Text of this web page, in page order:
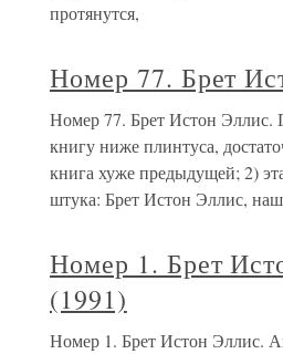
протянутся,
Номер 77. Брет
Номер 77. Брет Истон Эллис.
книгу ниже плинтуса,
книга хуже предыдущей; 2)
штука: Брет Истон Эллис, наш
Номер 1. Брет
(1991)
Номер 1. Брет Истон Эллис.